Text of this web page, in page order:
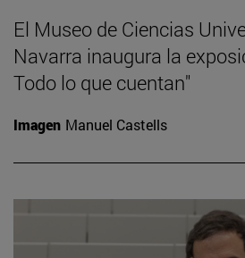
El Museo de Ciencias
Navarra inaugura la
Todo lo que cuentan"
Imagen Manuel Castells